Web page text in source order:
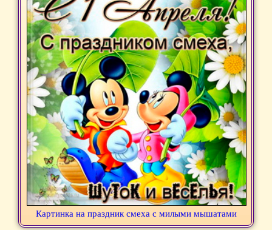
Картинка на праздник смеха с милыми мышатами